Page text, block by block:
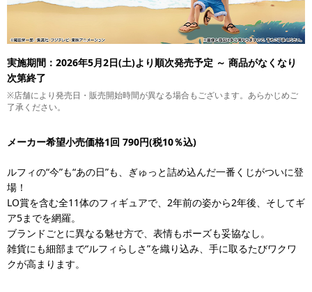
実施期間：2026年5月2日(土)より順次発売予定 ～ 商品がなくなり
次第終了
※店舗により発売日・販売開始時間が異なる場合もございます。あらかじめご
了承ください。
メーカー希望小売価格1回 790円(税10％込)
ルフィの“今”も“あの日”も、ぎゅっと詰め込んだ一番くじがついに登
場！
LO賞を含む全11体のフィギュアで、2年前の姿から2年後、そしてギ
ア5までを網羅。
ブランドごとに異なる魅せ方で、表情もポーズも妥協なし。
雑貨にも細部まで“ルフィらしさ”を織り込み、手に取るたびワクワ
クが高まります。